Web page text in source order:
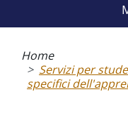
pane
Home
Servizi per
specifici